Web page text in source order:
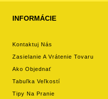
INFORMÁCIE
Kontaktuj Nás
Zasielanie A Vrátenie Tovaru
Ako Objednať
Tabuľka Veľkostí
Tipy Na Pranie